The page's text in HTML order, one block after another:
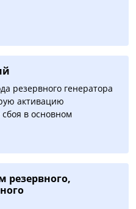
резервного генератора
активацию
сбоя в основном
резервного,